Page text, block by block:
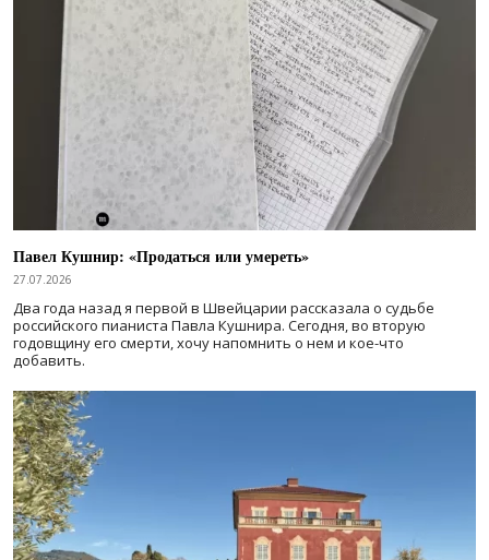
Павел Кушнир: «Продаться или умереть»
27.07.2026
Два года назад я первой в Швейцарии рассказала о судьбе
российского пианиста Павла Кушнира. Сегодня, во вторую
годовщину его смерти, хочу напомнить о нем и кое-что
добавить.